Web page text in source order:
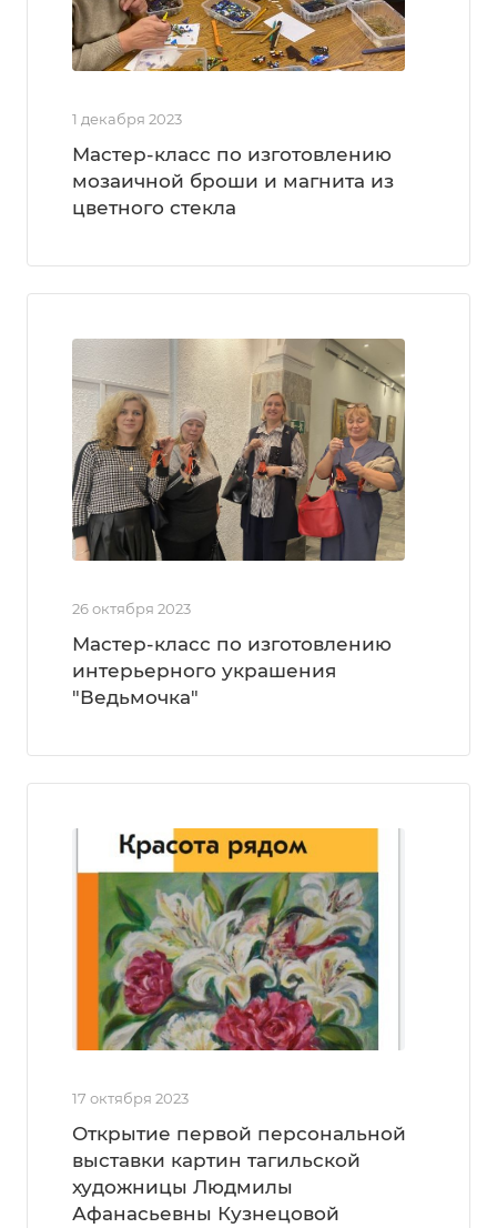
1 декабря 2023
Мастер-класс по изготовлению
мозаичной броши и магнита из
цветного стекла
26 октября 2023
Мастер-класс по изготовлению
интерьерного украшения
"Ведьмочка"
17 октября 2023
Открытие первой персональной
выставки картин тагильской
художницы Людмилы
Афанасьевны Кузнецовой